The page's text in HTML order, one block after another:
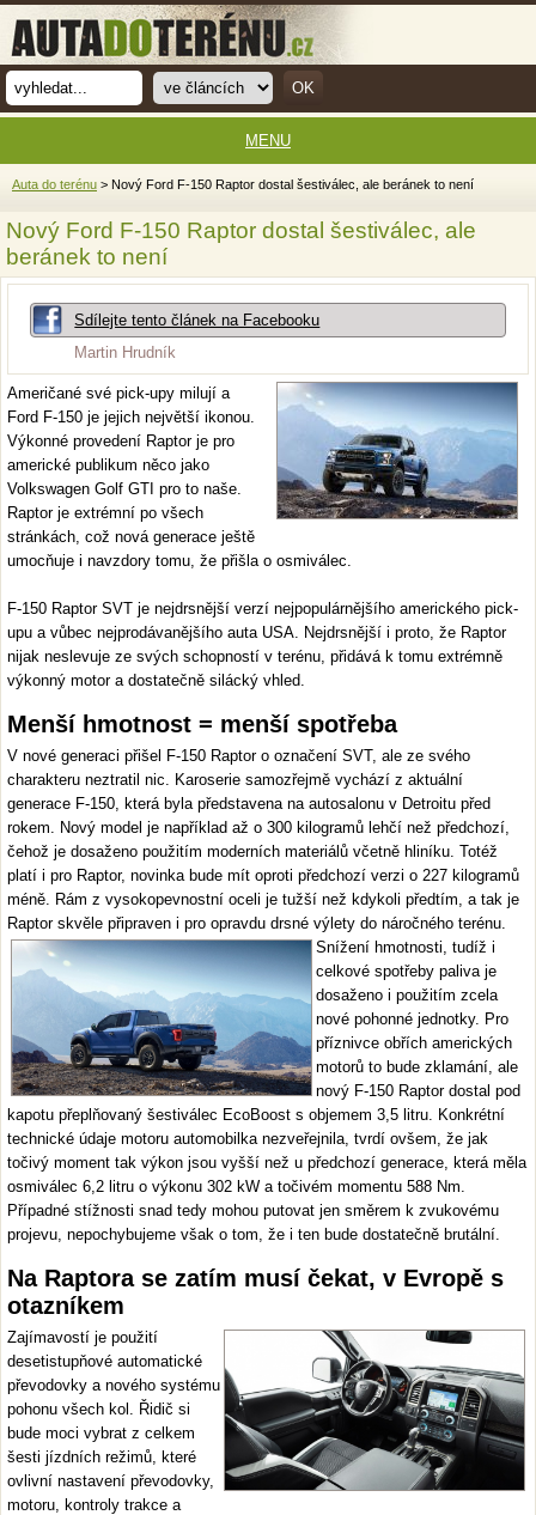
Auta do terénu > Nový Ford F-150 Raptor dostal šestiválec, ale beránek to není
Nový Ford F-150 Raptor dostal šestiválec, ale
beránek to není
Sdílejte tento článek na Facebooku
Martin Hrudník
Američané své pick-upy milují a
Ford F-150 je jejich největší ikonou.
Výkonné provedení Raptor je pro
americké publikum něco jako
Volkswagen Golf GTI pro to naše.
Raptor je extrémní po všech
stránkách, což nová generace ještě
umocňuje i navzdory tomu, že přišla o osmiválec.
F-150 Raptor SVT je nejdrsnější verzí nejpopulárnějšího amerického pick-
upu a vůbec nejprodávanějšího auta USA. Nejdrsnější i proto, že Raptor
nijak neslevuje ze svých schopností v terénu, přidává k tomu extrémně
výkonný motor a dostatečně silácký vhled.
Menší hmotnost = menší spotřeba
V nové generaci přišel F-150 Raptor o označení SVT, ale ze svého
charakteru neztratil nic. Karoserie samozřejmě vychází z aktuální
generace F-150, která byla představena na autosalonu v Detroitu před
rokem. Nový model je například až o 300 kilogramů lehčí než předchozí,
čehož je dosaženo použitím moderních materiálů včetně hliníku. Totéž
platí i pro Raptor, novinka bude mít oproti předchozí verzi o 227 kilogramů
méně. Rám z vysokopevnostní oceli je tužší než kdykoli předtím, a tak je
Raptor skvěle připraven i pro opravdu drsné výlety do náročného terénu.
Snížení hmotnosti, tudíž i
celkové spotřeby paliva je
dosaženo i použitím zcela
nové pohonné jednotky. Pro
příznivce obřích amerických
motorů to bude zklamání, ale
nový F-150 Raptor dostal pod
kapotu přeplňovaný šestiválec EcoBoost s objemem 3,5 litru. Konkrétní
technické údaje motoru automobilka nezveřejnila, tvrdí ovšem, že jak
točivý moment tak výkon jsou vyšší než u předchozí generace, která měla
osmiválec 6,2 litru o výkonu 302 kW a točivém momentu 588 Nm.
Případné stížnosti snad tedy mohou putovat jen směrem k zvukovému
projevu, nepochybujeme však o tom, že i ten bude dostatečně brutální.
Na Raptora se zatím musí čekat, v Evropě s
otazníkem
Zajímavostí je použití
desetistupňové automatické
převodovky a nového systému
pohonu všech kol. Řidič si
bude moci vybrat z celkem
šesti jízdních režimů, které
ovlivní nastavení převodovky,
motoru, kontroly trakce a
MENU